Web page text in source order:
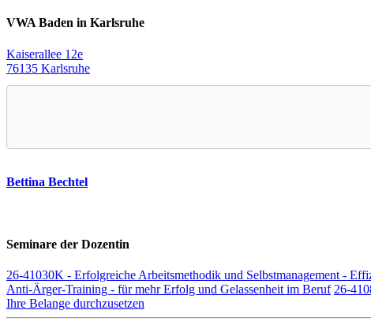
VWA Baden in Karlsruhe
Kaiserallee 12e
76135 Karlsruhe
Bettina Bechtel
Seminare der Dozentin
26-41030K - Erfolgreiche Arbeitsmethodik und Selbstmanagement -
Anti-Ärger-Training - für mehr Erfolg und Gelassenheit im Beruf 26-
Ihre Belange durchzusetzen